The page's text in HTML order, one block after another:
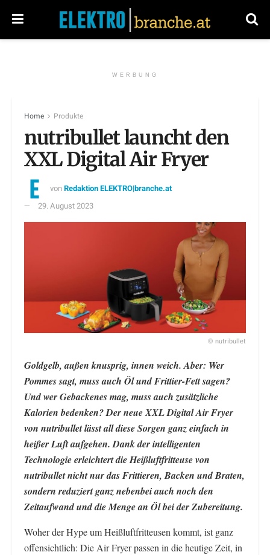
WERBUNG
Home Produkte
nutribullet launcht den
XXL Digital Air Fryer
vonRedaktion ELEKTRO|branche.at
29. August 2023
© nutribullet
Goldgelb, außen knusprig, innen weich. Aber: Wer
Pommes sagt, muss auch Öl und Frittier-Fett sagen?
Und wer Gebackenes mag, muss auch zusätzliche
Kalorien bedenken? Der neue XXL Digital Air Fryer
von nutribullet lässt all diese Sorgen ganz einfach in
heißer Luft aufgehen. Dank der intelligenten
Technologie erleichtert die Heißluftfritteuse von
nutribullet nicht nur das Frittieren, Backen und Braten,
sondern reduziert ganz nebenbei auch noch den
Zeitaufwand und die Menge an Öl bei der Zubereitung.
Woher der Hype um Heißluftfritteusen kommt, ist ganz
offensichtlich: Die Air Fryer passen in die heutige Zeit, in